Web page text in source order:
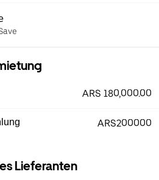
ARS 180,000.00
ARS200000
Lieferanten